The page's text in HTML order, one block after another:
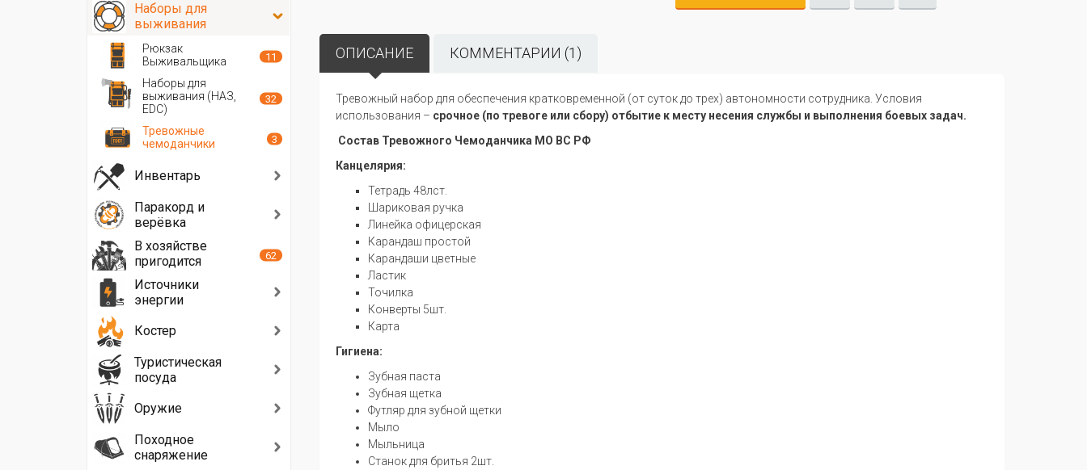
ОПИСАНИЕ КОММЕНТАРИИ (1)
Тревожный набор для обеспечения кратковременной (от суток до трех) автономности сотрудника. Условия
использования – срочное (по тревоге или сбору) отбытие к месту несения службы и выполнения боевых задач.
Состав Тревожного Чемоданчика МО ВС РФ
Канцелярия:
Тетрадь 48лст.
Шариковая ручка
Линейка офицерская
Карандаш простой
Карандаши цветные
Ластик
Точилка
Конверты 5шт.
Карта
Гигиена:
Зубная паста
Зубная щетка
Футляр для зубной щетки
Мыло
Мыльница
Станок для бритья 2шт.
Наборы для
выживания
Рюкзак
Выживальщика
11
Наборы для
выживания (НАЗ,
EDC)
32
Тревожные
чемоданчики
3
Инвентарь
Паракорд и
верёвка
В хозяйстве
пригодится
62
Источники
энергии
Костер
Туристическая
посуда
Оружие
Походное
снаряжение